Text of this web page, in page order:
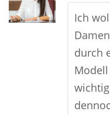
Ich
durch